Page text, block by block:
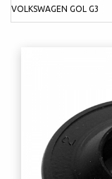
VOLKSWAGEN GOL G3